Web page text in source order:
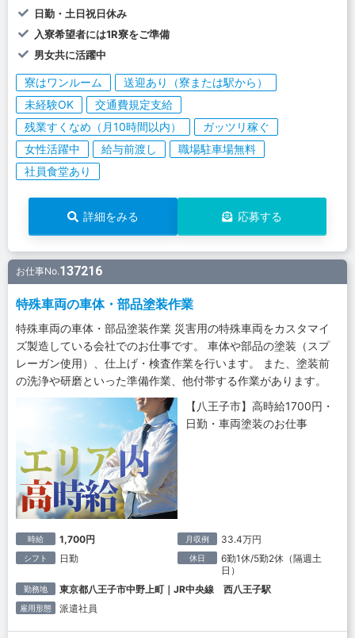
日勤・土日祝日休み
入寮希望者には1R寮をご準備
男女共に活躍中
寮はワンルーム
送迎あり（寮または駅から）
未経験OK
交通費規定支給
残業すくなめ（月10時間以内）
ガッツリ稼ぐ
女性活躍中
給与前渡し
職場駐車場無料
社員食堂あり
詳細をみる 応募する
お仕事No.137216
特殊車両の車体・部品塗装作業
特殊車両の車体・部品塗装作業 災害用の特殊車両をカスタマイ
ズ製造している会社でのお仕事です。 車体や部品の塗装（スプ
レーガン使用）、仕上げ・検査作業を行います。 また、塗装前
の洗浄や研磨といった準備作業、他付帯する作業があります。
【八王子市】高時給1700円・
日勤・車両塗装のお仕事
時給 1,700円 月収例 33.4万円
シフト 日勤 休日
6勤1休/5勤2休（隔週土
日）
勤務地 東京都八王子市中野上町｜JR中央線 西八王子駅
雇用形態 派遣社員